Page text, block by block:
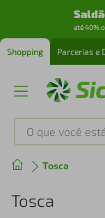
até 40%
Shopping Parcerias e
O que você está
Tosca
Tosca
Produtos mais